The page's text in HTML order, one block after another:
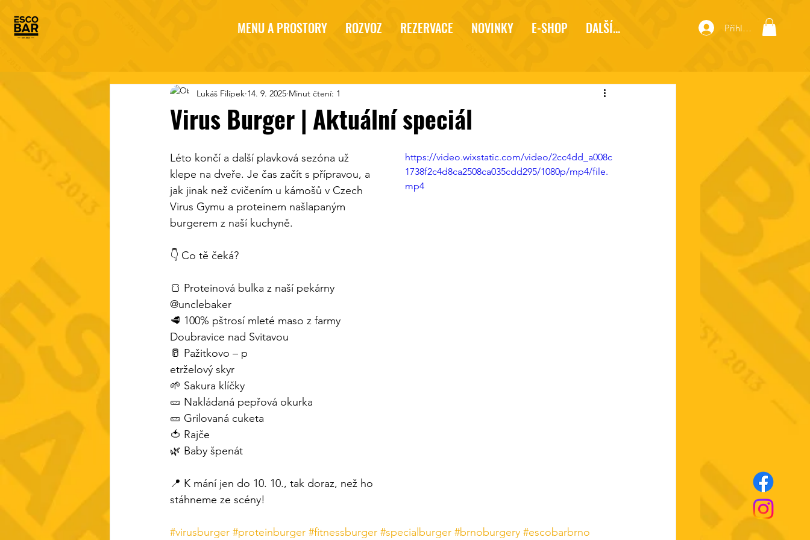
MENU A PROSTORY ROZVOZ REZERVACE NOVINKY E-SHOP DALŠÍ... Přihlásit se
Virus Burger | Aktuální speciál
Lukáš Filípek 14. 9. 2025 Minut čtení: 1
https://video.wixstatic.com/video/2cc4dd_a008c
1738f2c4d8ca2508ca035cdd295/1080p/mp4/file.
mp4
Léto končí a další plavková sezóna už
klepe na dveře. Je čas začít s přípravou, a
jak jinak než cvičením u kámošů v Czech
Virus Gymu a proteinem našlapaným
burgerem z naší kuchyně.
👇 Co tě čeká?
🍞 Proteinová bulka z naší pekárny
@unclebaker
🥩 100% pštrosí mleté maso z farmy
Doubravice nad Svitavou
🥛 Pažitkovo – p
etrželový skyr
🌱 Sakura klíčky
🥒 Nakládaná pepřová okurka
🥒 Grilovaná cuketa
🍅 Rajče
🌿 Baby špenát
📍 K mání jen do 10. 10., tak doraz, než ho
stáhneme ze scény!
#virusburger #proteinburger #fitnessburger #specialburger #brnoburgery #escobarbrno